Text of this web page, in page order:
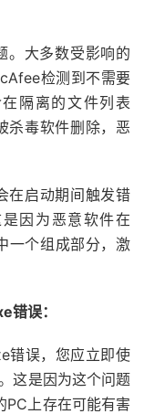
大多数受影响的
检测到不需要
隔离的文件列表
杀毒软件删除，恶
启动期间触发错
因为恶意软件在
一个组成部分，激
误：
误，您应立即使
这是因为这个问题
上存在可能有害